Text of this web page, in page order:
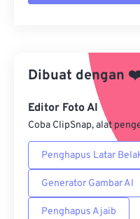
Terapkan dari
Simpan sebagai
Dibuat dengan
Editor Foto AI
Coba ClipSnap, alat
Penghapus Latar
Generator Gambar AI
Penghapus Ajaib